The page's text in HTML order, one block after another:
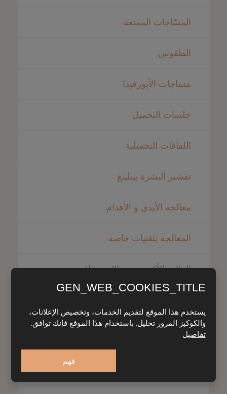
المسّاجات الممتعة
الطقوس
مساجات الأيورفيدا
جلسات التجميل
اللفافات التجميلية
تقشير البشرة بييلينغ
معالجة الأيدي و الأقدام
المعالجة بتقنيات خاصة
العلاج بالأكسجين وبالإستنشاق
GEN_WEB_COOKIES_TITLE
يستخدم هذا الموقع لتقديم الخدمات، وتخصيص الإعلانات،
والكوكيز المرور تحليل. باستخدام هذا الموقع فإنك توافق.
تفاصيل
فهم